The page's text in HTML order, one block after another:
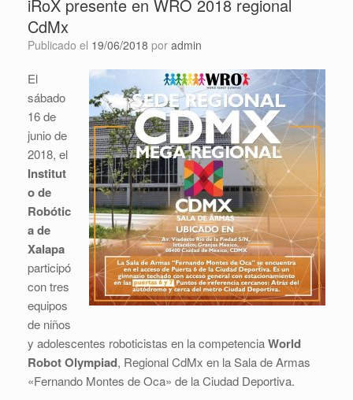
iRoX presente en WRO 2018 regional
CdMx
Publicado el 19/06/2018 por admin
El
sábado
16 de
junio de
2018, el
Institut
o de
Robótic
a de
Xalapa
participó
con tres
equipos
de niños
y adolescentes roboticistas en la competenciaWorld
Robot Olympiad, Regional CdMx en la Sala de Armas
«Fernando Montes de Oca» de la Ciudad Deportiva.